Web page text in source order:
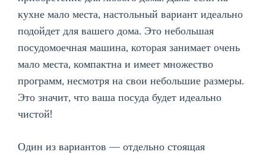
кухне мало места, настольный вариант идеально
подойдет для вашего дома. Это небольшая
посудомоечная машина, которая занимает очень
мало места, компактна и имеет множество
программ, несмотря на свои небольшие размеры.
Это значит, что ваша посуда будет идеально
чистой!
Один из вариантов — отдельно стоящая